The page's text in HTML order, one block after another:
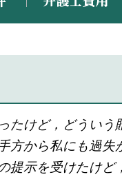
たけど，どうい
方から私にも過
提示を受けたけど